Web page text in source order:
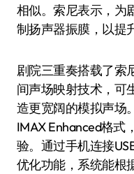
相似。索尼表示，为
制扬声器振膜，以提
剧院三重奏搭载了索
间声场映射技术，可
造更宽阔的模拟声场
IMAX Enhanced格式
验。通过手机连接
优化功能，系统能根